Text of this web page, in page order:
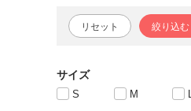
リセット 絞り込む
サイズ
S M